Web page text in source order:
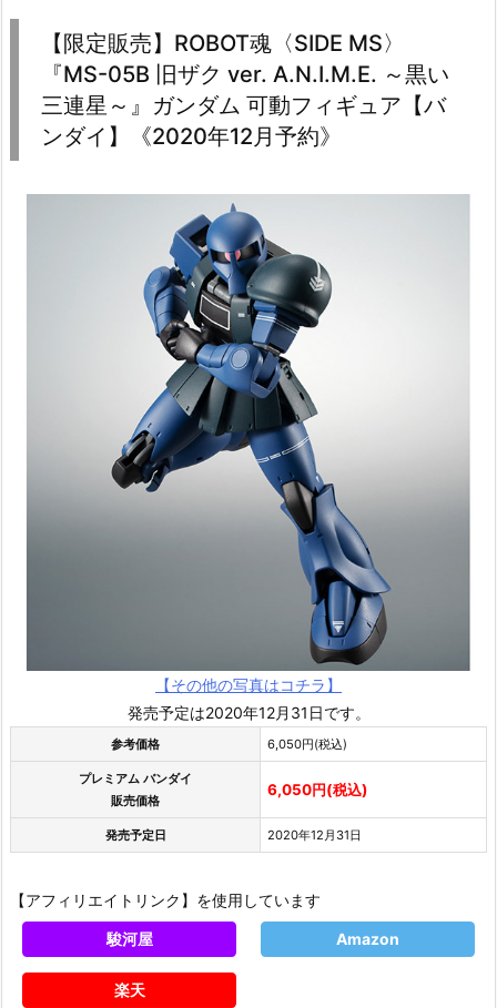
【限定販売】ROBOT魂〈SIDE MS〉
『MS-05B 旧ザク ver. A.N.I.M.E. ～黒い
三連星～』ガンダム 可動フィギュア【バ
ンダイ】《2020年12月予約》
【その他の写真はコチラ】
発売予定は2020年12月31日です。
参考価格 6,050円(税込)
プレミアム バンダイ
販売価格
6,050円(税込)
発売予定日 2020年12月31日
【アフィリエイトリンク】を使用しています
駿河屋 Amazon
楽天